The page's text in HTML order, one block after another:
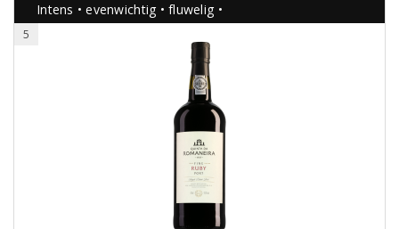
Intens • evenwichtig • fluwelig •
5